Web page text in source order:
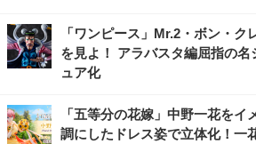
「ワンピース」Mr.2・ボン・ク
を見よ！ アラバスタ編屈指の
ュア化
「五等分の花嫁」中野一花をイ
調にしたドレス姿で立体化！一